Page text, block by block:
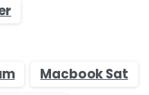
Macbook Sat